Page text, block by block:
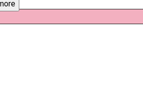
prend toujours le dessus.